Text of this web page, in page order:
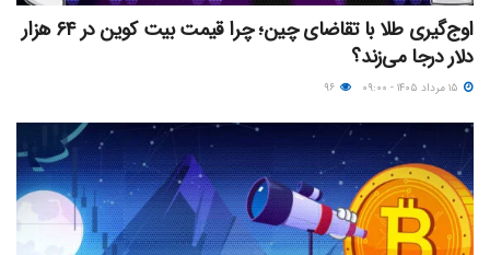
اوج‌گیری طلا با تقاضای چین؛ چرا قیمت بیت کوین در ۶۴ هزار
دلار درجا می‌زند؟